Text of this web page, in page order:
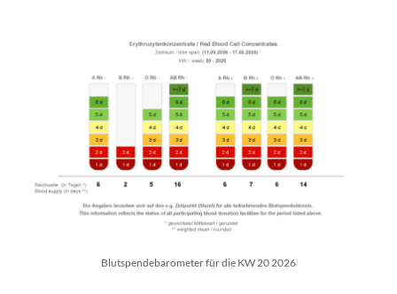
Blutspendebarometer für die KW 20 2026